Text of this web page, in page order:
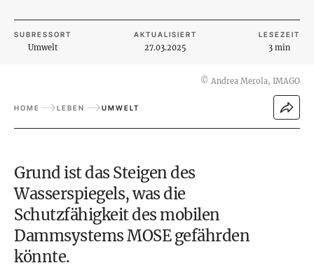
SUBRESSORT
Umwelt
AKTUALISIERT
27.03.2025
LESEZEIT
3 min
© Andrea Merola, IMAGO
HOME LEBEN UMWELT
Grund ist das Steigen des
Wasserspiegels, was die
Schutzfähigkeit des mobilen
Dammsystems MOSE gefährden
könnte.